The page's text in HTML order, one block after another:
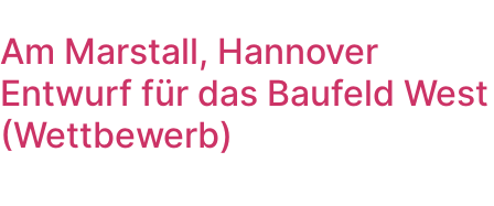
Am Marstall, Hannover
Entwurf für das Baufeld West
(Wettbewerb)